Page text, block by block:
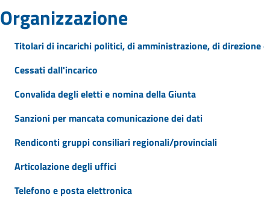
Organizzazione
Titolari di incarichi politici, di amministrazione, di
Cessati dall'incarico
Convalida degli eletti e nomina della Giunta
Sanzioni per mancata comunicazione dei dati
Rendiconti gruppi consiliari regionali/provinciali
Articolazione degli uffici
Telefono e posta elettronica